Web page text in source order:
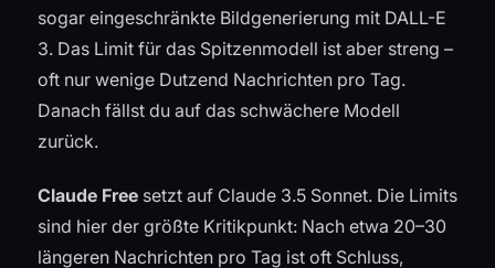
sogar eingeschränkte Bildgenerierung mit DALL-E
3. Das Limit für das Spitzenmodell ist aber streng –
oft nur wenige Dutzend Nachrichten pro Tag.
Danach fällst du auf das schwächere Modell
zurück.
Claude Free setzt auf Claude 3.5 Sonnet. Die Limits
sind hier der größte Kritikpunkt: Nach etwa 20–30
längeren Nachrichten pro Tag ist oft Schluss,